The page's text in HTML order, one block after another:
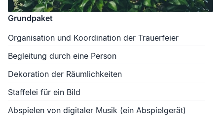
Grundpaket
Organisation und Koordination der Trauerfeier
Begleitung durch eine Person
Dekoration der Räumlichkeiten
Staffelei für ein Bild
Abspielen von digitaler Musik (ein Abspielgerät)